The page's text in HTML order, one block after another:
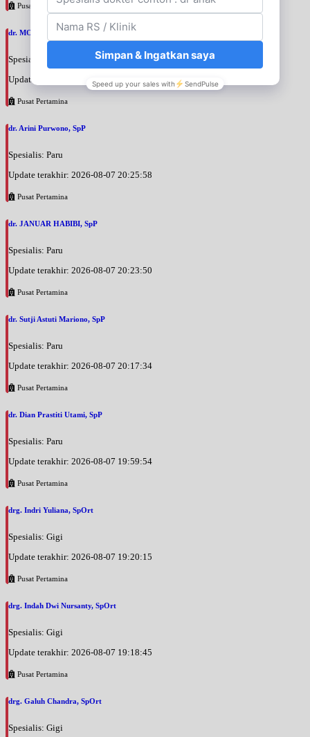
Pusat Pertamina
dr. MOCHAMAD PASHA, SpPD
Spesialis: Penyakit Dalam
Update terakhir: 2026-08-07 20:35:45
Pusat Pertamina
dr. Arini Purwono, SpP
Spesialis: Paru
Update terakhir: 2026-08-07 20:25:58
Pusat Pertamina
dr. JANUAR HABIBI, SpP
Spesialis: Paru
Update terakhir: 2026-08-07 20:23:50
Pusat Pertamina
dr. Sutji Astuti Mariono, SpP
Spesialis: Paru
Update terakhir: 2026-08-07 20:17:34
Pusat Pertamina
dr. Dian Prastiti Utami, SpP
Spesialis: Paru
Update terakhir: 2026-08-07 19:59:54
Pusat Pertamina
drg. Indri Yuliana, SpOrt
Spesialis: Gigi
Update terakhir: 2026-08-07 19:20:15
Pusat Pertamina
drg. Indah Dwi Nursanty, SpOrt
Spesialis: Gigi
Update terakhir: 2026-08-07 19:18:45
Pusat Pertamina
drg. Galuh Chandra, SpOrt
Spesialis: Gigi